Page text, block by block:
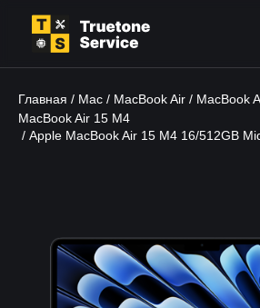
Главная / Mac / MacBook Air / MacBook
MacBook Air 15 M4
/ Apple MacBook Air 15 M4 16/512GB